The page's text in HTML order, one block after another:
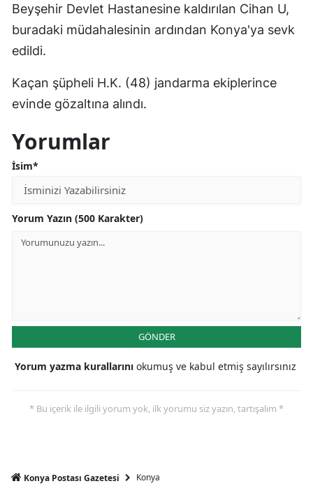
Erzurum
Kars
Kırklareli
Beyşehir Devlet Hastanesine kaldırılan Cihan U,
buradaki müdahalesinin ardından Konya'ya sevk
edildi.
Kaçan şüpheli H.K. (48) jandarma ekiplerince
evinde gözaltına alındı.
Yorumlar
İsim*
Yorum Yazın (500 Karakter)
GÖNDER
Yorum yazma kurallarını okumuş ve kabul etmiş sayılırsınız
* Bu içerik ile ilgili yorum yok, ilk yorumu siz yazın, tartışalım *
Konya Postası Gazetesi Konya